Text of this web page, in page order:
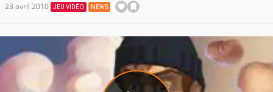
23 avril 2010 JEU VIDÉO NEWS